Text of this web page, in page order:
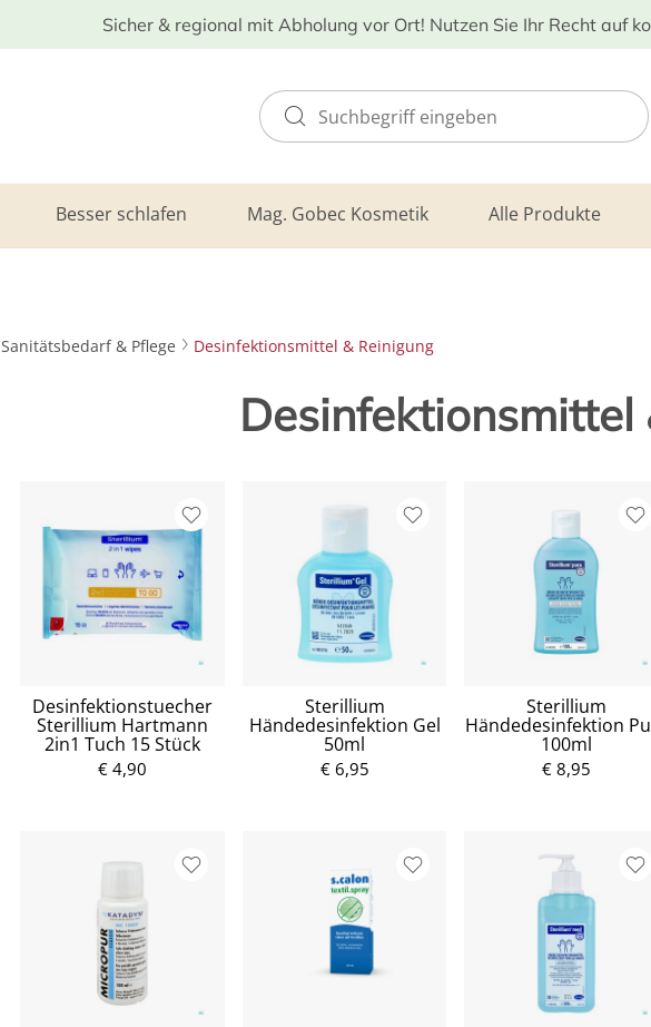
Sicher & regional mit Abholung vor Ort! Nutzen Sie Ihr Recht auf
Besser schlafen Mag. Gobec Kosmetik Alle Produkte
Sanitätsbedarf & Pflege Desinfektionsmittel & Reinigung
Desinfektionsmittel
Desinfektionstuecher
Sterillium Hartmann
2in1 Tuch 15 Stück
€ 4,90
Sterillium
Händedesinfektion Gel
50ml
€ 6,95
Sterillium
Händedesinfektion
100ml
€ 8,95